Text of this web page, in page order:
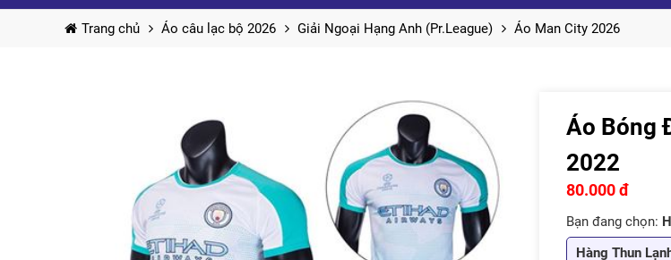
Trang chủ Áo câu lạc bộ 2026 Giải Ngoại Hạng Anh (Pr.League) Áo Man City 2026
Áo Bóng
2022
80.000 đ
Bạn đang chọn:
Hàng Thun